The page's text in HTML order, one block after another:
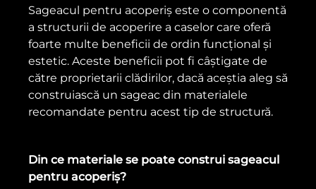
Sageacul pentru acoperiș este o componentă
a structurii de acoperire a caselor care oferă
foarte multe beneficii de ordin funcțional și
estetic. Aceste beneficii pot fi câștigate de
către proprietarii clădirilor, dacă aceștia aleg să
construiască un sageac din materialele
recomandate pentru acest tip de structură.
Din ce materiale se poate construi sageacul
pentru acoperiș?